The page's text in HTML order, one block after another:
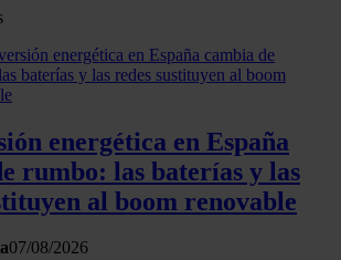
anuncios, ofrecer funciones de redes
el tráfico. Además, compartimos
el uso que haga del sitio web con
combinarla con otra información
energética en España
rumbo: las baterías y las
al boom renovable
07/08/2026